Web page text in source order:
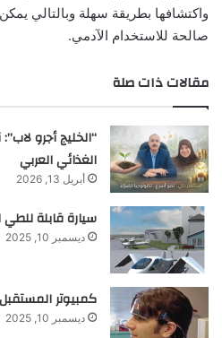
واكتشافها بطريقة سهلة وبالتالي
صالحة للاستخدام الآدمي.
مقالات ذات صلة
“الخليج أجرو
الغذائي العربي
أبريل 13, 2026
سيارة قابلة
ديسمبر 10, 2025
كمبيوتر
ديسمبر 10, 2025